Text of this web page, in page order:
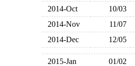
2014-Oct
10/03
2014-Nov
11/07
2014-Dec
12/05
2015-Jan 01/02